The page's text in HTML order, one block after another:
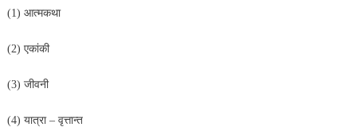
(1) आत्मकथा
(2) एकांकी
(3) जीवनी
(4) यात्रा – वृत्तान्त